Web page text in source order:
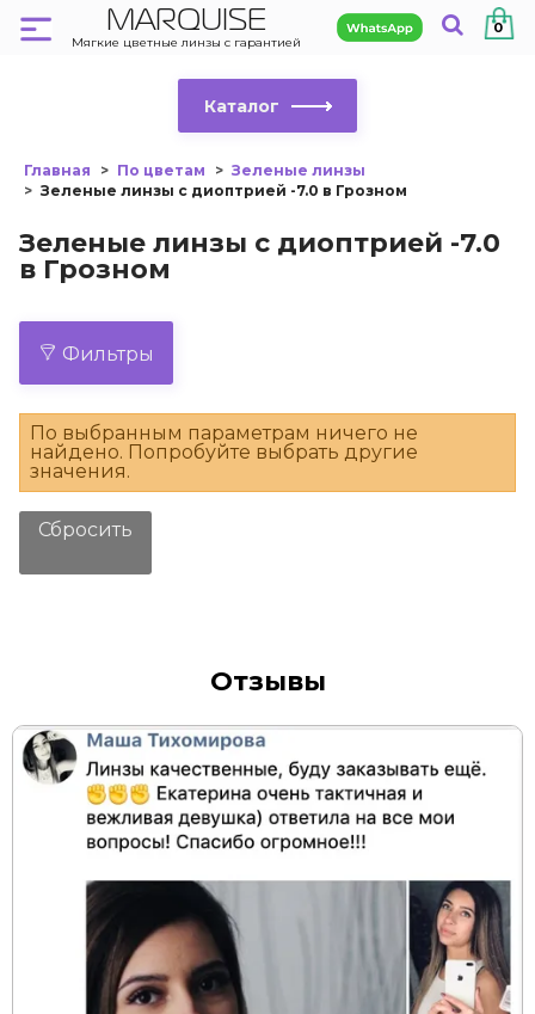
MARQUISE
Мягкие цветные линзы с гарантией
0
Каталог
Главная По цветам
Зеленые линзы
Зеленые линзы с диоптрией -7.0 в Грозном
Зеленые линзы с диоптрией -7.0
в Грозном
Фильтры
По выбранным параметрам ничего не
найдено. Попробуйте выбрать другие
значения.
Сбросить
Отзывы